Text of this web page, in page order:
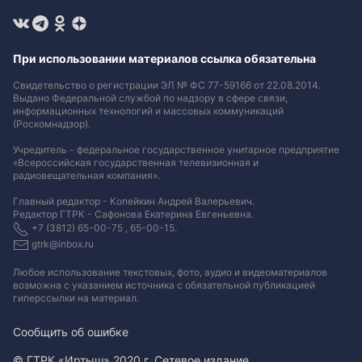
При использовании материалов ссылка обязательна
Свидетельство о регистрации ЭЛ № ФС 77-59166 от 22.08.2014.
Выдано Федеральной службой по надзору в сфере связи,
информационных технологий и массовых коммуникаций
(Роскомнадзор).
Учредитель - федеральное государственное унитарное предприятие
«Всероссийская государственная телевизионная и
радиовещательная компания».
Главный редактор - Копейкин Андрей Валерьевич.
Редактор ГТРК - Сафонова Екатерина Евгеньевна.
+7 (3812) 65-00-75 , 65-00-15.
gtrk@inbox.ru
Любое использование текстовых, фото, аудио и видеоматериалов
возможна с указанием источника с обязательной публикацией
гиперссылки на материал.
Сообщить об ошибке